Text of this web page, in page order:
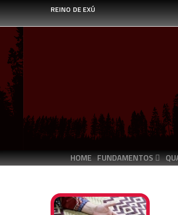
REINO DE EXÚ
HOME FUNDAMENTOS